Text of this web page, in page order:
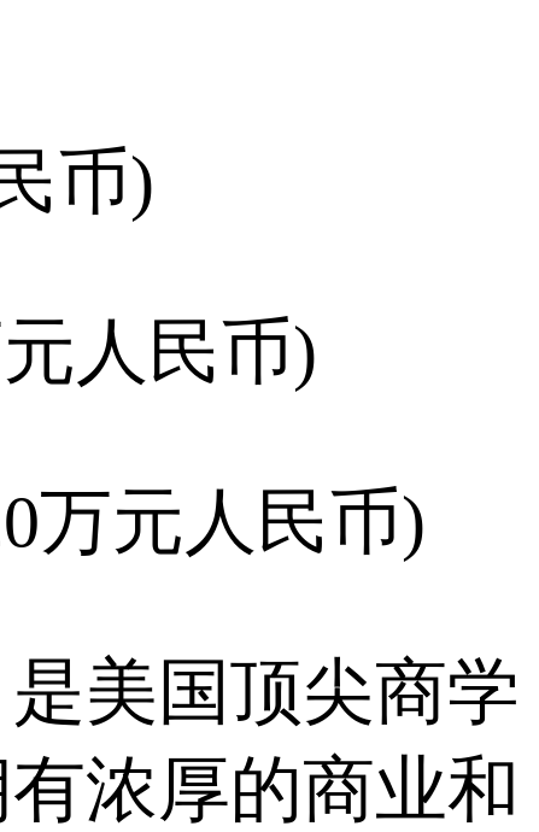
币)
人民币)
万元人民币)
美国顶尖商学
浓厚的商业和